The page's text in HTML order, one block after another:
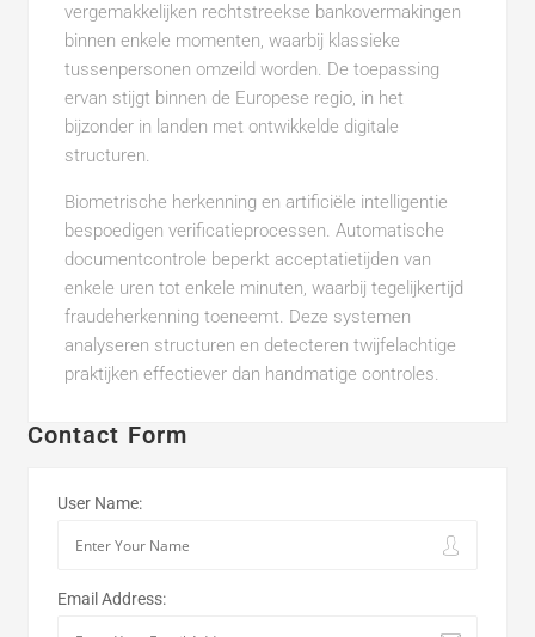
vergemakkelijken rechtstreekse bankovermakingen
binnen enkele momenten, waarbij klassieke
tussenpersonen omzeild worden. De toepassing
ervan stijgt binnen de Europese regio, in het
bijzonder in landen met ontwikkelde digitale
structuren.
Biometrische herkenning en artificiële intelligentie
bespoedigen verificatieprocessen. Automatische
documentcontrole beperkt acceptatietijden van
enkele uren tot enkele minuten, waarbij tegelijkertijd
fraudeherkenning toeneemt. Deze systemen
analyseren structuren en detecteren twijfelachtige
praktijken effectiever dan handmatige controles.
Contact Form
User Name:
Email Address: